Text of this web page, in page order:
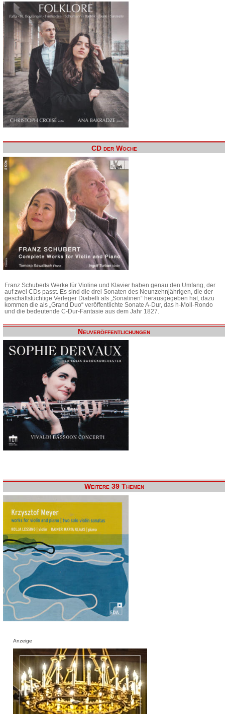
CD der Woche
Franz Schuberts Werke für Violine und Klavier haben genau den Umfang, der
auf zwei CDs passt. Es sind die drei Sonaten des Neunzehnjährigen, die der
geschäftstüchtige Verleger Diabelli als „Sonatinen“ herausgegeben hat, dazu
kommen die als „Grand Duo“ veröffentlichte Sonate A-Dur, das h-Moll-Rondo
und die bedeutende C-Dur-Fantasie aus dem Jahr 1827.
Neuveröffentlichungen
Weitere 39 Themen
Anzeige